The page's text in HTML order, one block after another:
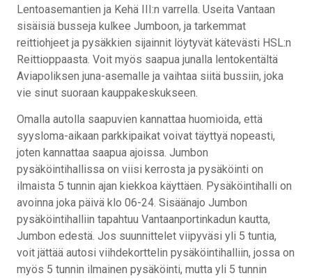
Lentoasemantien ja Kehä III:n varrella. Useita Vantaan
sisäisiä busseja kulkee Jumboon, ja tarkemmat
reittiohjeet ja pysäkkien sijainnit löytyvät kätevästi HSL:n
Reittioppaasta. Voit myös saapua junalla lentokentältä
Aviapoliksen juna-asemalle ja vaihtaa siitä bussiin, joka
vie sinut suoraan kauppakeskukseen.
Omalla autolla saapuvien kannattaa huomioida, että
syysloma-aikaan parkkipaikat voivat täyttyä nopeasti,
joten kannattaa saapua ajoissa. Jumbon
pysäköintihallissa on viisi kerrosta ja pysäköinti on
ilmaista 5 tunnin ajan kiekkoa käyttäen. Pysäköintihalli on
avoinna joka päivä klo 06-24. Sisäänajo Jumbon
pysäköintihalliin tapahtuu Vantaanportinkadun kautta,
Jumbon edestä. Jos suunnittelet viipyväsi yli 5 tuntia,
voit jättää autosi viihdekorttelin pysäköintihalliin, jossa on
myös 5 tunnin ilmainen pysäköinti, mutta yli 5 tunnin